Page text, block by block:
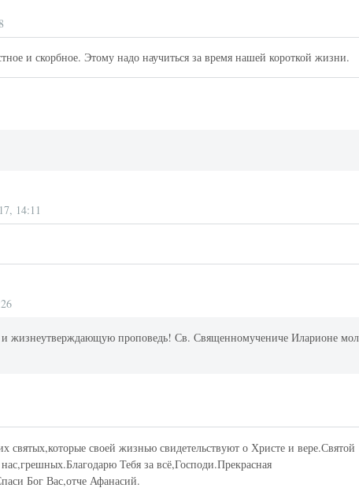
и скорбное. Этому надо научиться за время нашей короткой жизни.
14:11
и жизнеутверждающую проповедь! Св. Священномучениче Иларионе
святых,которые своей жизнью свидетельствуют о Христе и вере.Святой
Тебя за всё,Господи.Прекрасная
Бог Вас,отче Афанасий.